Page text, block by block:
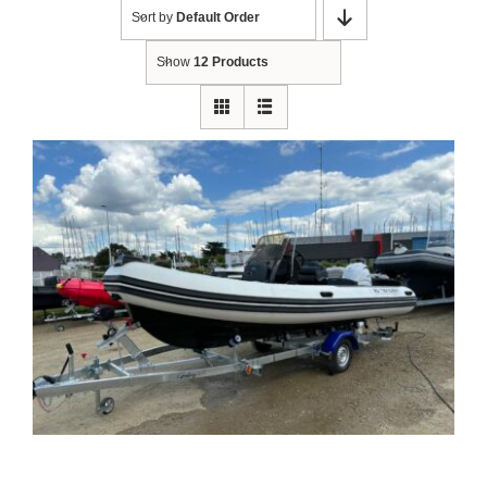
Sort by Default Order
Show 12 Products